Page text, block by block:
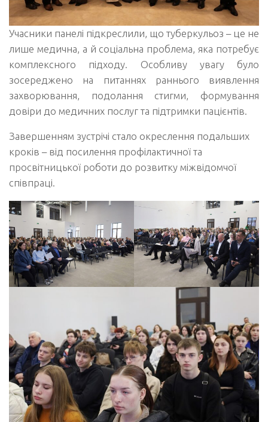
Учасники панелі підкреслили, що туберкульоз – це не
лише медична, а й соціальна проблема, яка потребує
комплексного підходу. Особливу увагу було
зосереджено на питаннях раннього виявлення
захворювання, подолання стигми, формування
довіри до медичних послуг та підтримки пацієнтів.
Завершенням зустрічі стало окреслення подальших
кроків – від посилення профілактичної та
просвітницької роботи до розвитку міжвідомчої
співпраці.